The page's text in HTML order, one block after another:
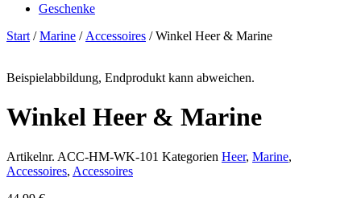
Geschenke
Start /Marine / Accessoires / Winkel Heer & Marine
Beispielabbildung, Endprodukt kann abweichen.
Winkel Heer & Marine
Artikelnr. ACC-HM-WK-101 Kategorien Heer, Marine,
Accessoires, Accessoires